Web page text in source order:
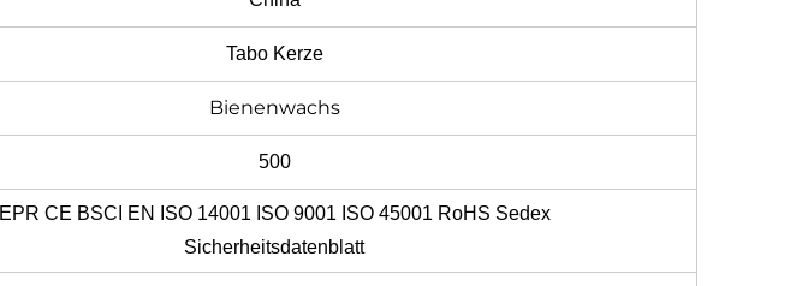
Tabo Kerze
Bienenwachs
500
EPR CE BSCI EN ISO 14001 ISO 9001 ISO 45001 RoHS Sedex
Sicherheitsdatenblatt